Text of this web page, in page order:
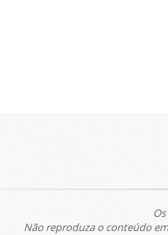
Não reproduza o conteúdo